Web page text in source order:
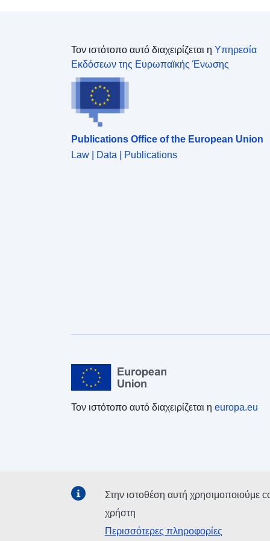
Τον ιστότοπο αυτό διαχειρίζεται η Υπηρεσία
Εκδόσεων της Ευρωπαϊκής Ένωσης
Publications Office of the European Union
Law | Data | Publications
Τον ιστότοπο αυτό διαχειρίζεται η europa.eu
Στην ιστοθέση αυτή χρησιμοποιούμε
χρήστη
Περισσότερες πληροφορίες